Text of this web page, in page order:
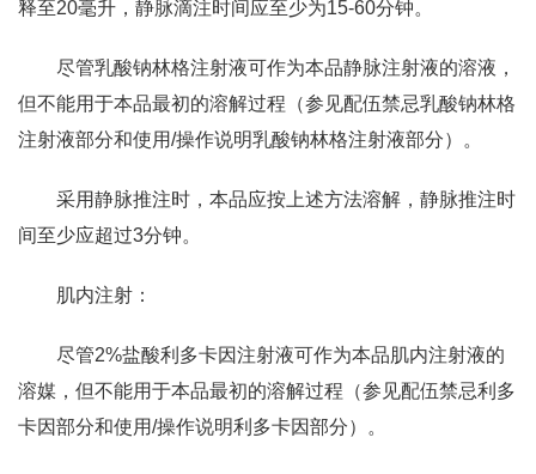
释至20毫升，静脉滴注时间应至少为15-60分钟。
尽管乳酸钠林格注射液可作为本品静脉注射液的溶液，
但不能用于本品最初的溶解过程（参见配伍禁忌乳酸钠林格
注射液部分和使用/操作说明乳酸钠林格注射液部分）。
采用静脉推注时，本品应按上述方法溶解，静脉推注时
间至少应超过3分钟。
肌内注射：
尽管2%盐酸利多卡因注射液可作为本品肌内注射液的
溶媒，但不能用于本品最初的溶解过程（参见配伍禁忌利多
卡因部分和使用/操作说明利多卡因部分）。